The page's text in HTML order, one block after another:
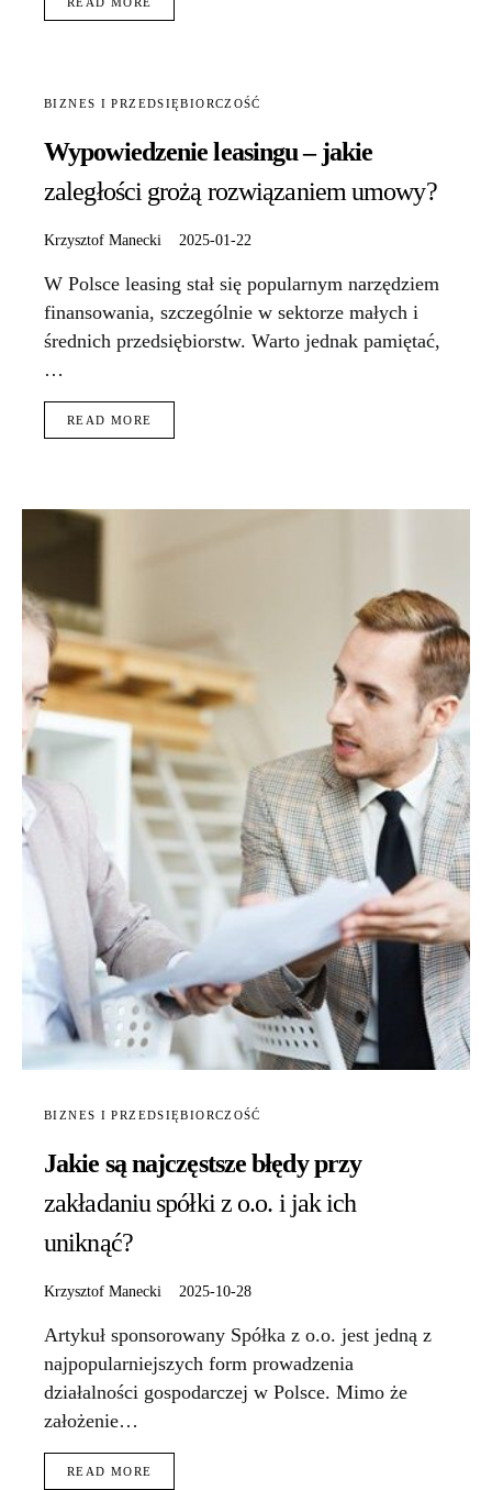
BIZNES I PRZEDSIĘBIORCZOŚĆ
Wypowiedzenie leasingu – jakie
zaległości grożą rozwiązaniem umowy?
Krzysztof Manecki 2025-01-22
W Polsce leasing stał się popularnym narzędziem
finansowania, szczególnie w sektorze małych i
średnich przedsiębiorstw. Warto jednak pamiętać,
…
READ MORE
BIZNES I PRZEDSIĘBIORCZOŚĆ
Jakie są najczęstsze błędy przy
zakładaniu spółki z o.o. i jak ich
uniknąć?
Krzysztof Manecki 2025-10-28
Artykuł sponsorowany Spółka z o.o. jest jedną z
najpopularniejszych form prowadzenia
działalności gospodarczej w Polsce. Mimo że
założenie…
READ MORE